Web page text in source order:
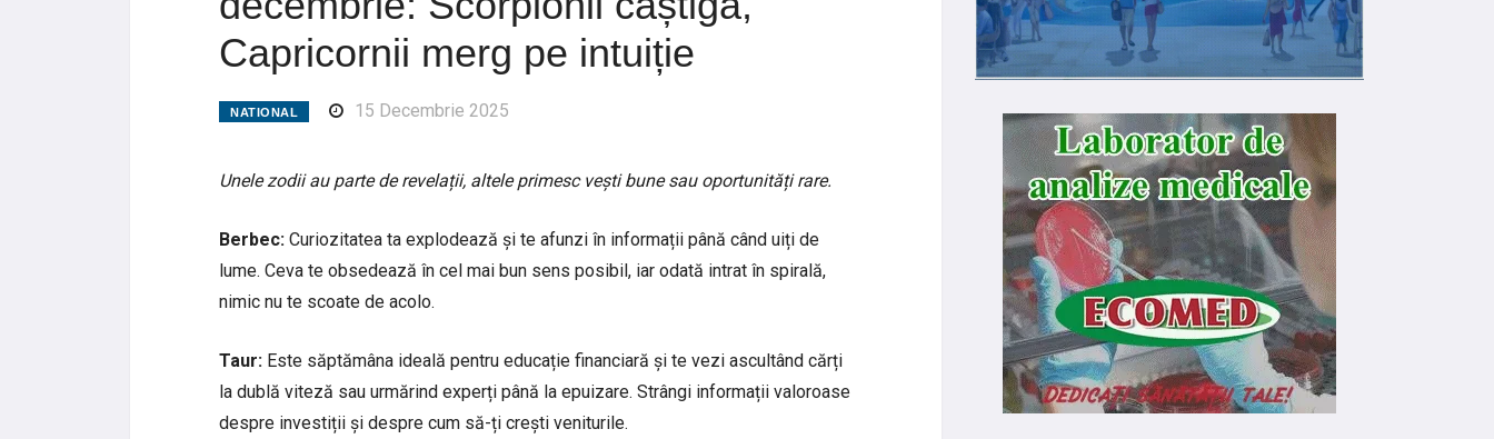
Capricornii merg pe intuiție
NATIONAL 15 Decembrie 2025
Unele zodii au parte de revelații, altele primesc vești bune sau oportunități rare.
Berbec: Curiozitatea ta explodează și te afunzi în informații până când uiți de
lume. Ceva te obsedează în cel mai bun sens posibil, iar odată intrat în spirală,
nimic nu te scoate de acolo.
Taur: Este săptămâna ideală pentru educație financiară și te vezi ascultând cărți
la dublă viteză sau urmărind experți până la epuizare. Strângi informații valoroase
despre investiții și despre cum să-ți crești veniturile.